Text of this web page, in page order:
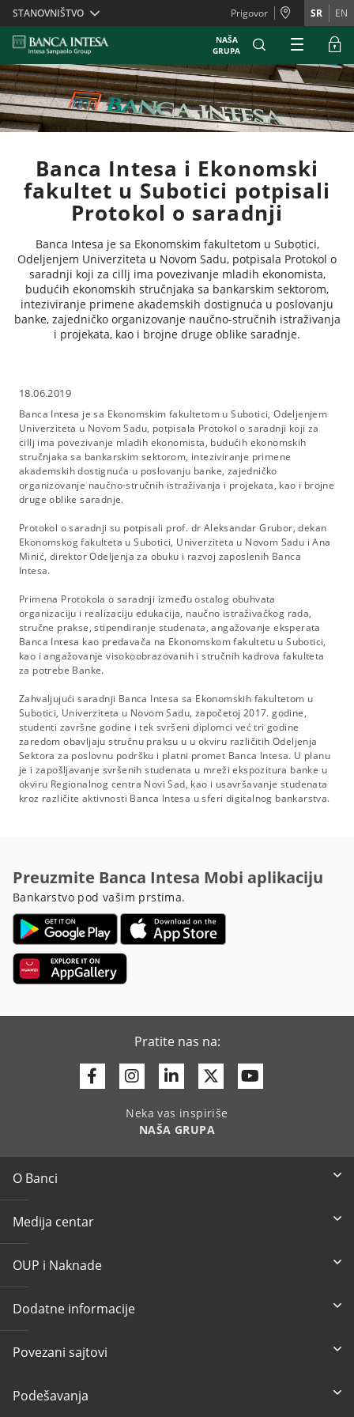
Skiplinks
STANOVNIŠTVO Prigovor SR EN
NAŠA
GRUPA
Banca Intesa i Ekonomski
fakultet u Subotici potpisali
Protokol o saradnji
Banca Intesa je sa Ekonomskim fakultetom u Subotici,
Odeljenjem Univerziteta u Novom Sadu, potpisala Protokol o
saradnji koji za cillj ima povezivanje mladih ekonomista,
budućih ekonomskih stručnjaka sa bankarskim sektorom,
inteziviranje primene akademskih dostignuća u poslovanju
banke, zajedničko organizovanje naučno-stručnih istraživanja
i projekata, kao i brojne druge oblike saradnje.
18.06.2019
Banca Intesa je sa Ekonomskim fakultetom u Subotici, Odeljenjem
Univerziteta u Novom Sadu, potpisala Protokol o saradnji koji za
cillj ima povezivanje mladih ekonomista, budućih ekonomskih
stručnjaka sa bankarskim sektorom, inteziviranje primene
akademskih dostignuća u poslovanju banke, zajedničko
organizovanje naučno-stručnih istraživanja i projekata, kao i brojne
druge oblike saradnje.
Protokol o saradnji su potpisali prof. dr Aleksandar Grubor, dekan
Ekonomskog fakulteta u Subotici, Univerziteta u Novom Sadu i Ana
Minić, direktor Odeljenja za obuku i razvoj zaposlenih Banca
Intesa.
Primena Protokola o saradnji između ostalog obuhvata
organizaciju i realizaciju edukacija, naučno istraživačkog rada,
stručne prakse, stipendiranje studenata, angažovanje eksperata
Banca Intesa kao predavača na Ekonomskom fakultetu u Subotici,
kao i angažovanje visokoobrazovanih i stručnih kadrova fakulteta
za potrebe Banke.
Zahvaljujući saradnji Banca Intesa sa Ekonomskih fakultetom u
Subotici, Univerziteta u Novom Sadu, započetoj 2017. godine,
studenti završne godine i tek svršeni diplomci već tri godine
zaredom obavljaju stručnu praksu u u okviru različitih Odeljenja
Sektora za poslovnu podršku i platni promet Banca Intesa. U planu
je i zapošljavanje svršenih studenata u mreži ekspozitura banke u
okviru Regionalnog centra Novi Sad, kao i usavršavanje studenata
kroz različite aktivnosti Banca Intesa u sferi digitalnog bankarstva.
Preuzmite Banca Intesa Mobi aplikaciju
Bankarstvo pod vašim prstima.
Pratite nas na:
FacebookInstagram
LinkedinTwitter
Neka vas inspiriše
NAŠA GRUPA
O Banci
Medija centar
OUP i Naknade
Dodatne informacije
Povezani sajtovi
Podešavanja